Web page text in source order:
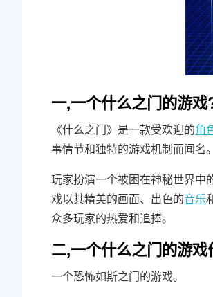
一,一个什么之门的游戏
《什么之门》是一款受欢迎的角
事情节和独特的游戏机制而闻名。
玩家扮演一个被困在神秘世界中
戏以其精美的画面、出色的音乐
众多玩家的热爱和追捧。
二,一个什么之门的游戏
一个恐怖如斯之门的游戏。